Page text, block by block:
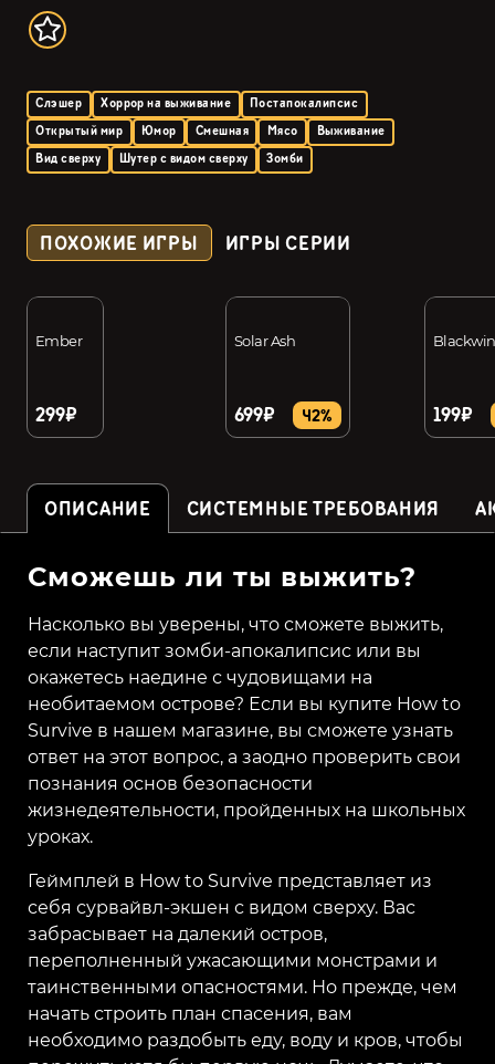
Слэшер Хоррор на выживание
Постапокалипсис
Открытый мир
Юмор Смешная Мясо
Выживание
Вид сверху
Шутер с видом сверху Зомби
ПОХОЖИЕ ИГРЫ ИГРЫ СЕРИИ
Ember
299₽
Solar Ash
699₽ 42% 199₽
ОПИСАНИЕ СИСТЕМНЫЕ ТРЕБОВАНИЯ
Сможешь ли ты выжить?
Насколько вы уверены, что сможете выжить,
если наступит зомби-апокалипсис или вы
окажетесь наедине с чудовищами на
необитаемом острове? Если вы купите How to
Survive в нашем магазине, вы сможете узнать
ответ на этот вопрос, а заодно проверить свои
познания основ безопасности
жизнедеятельности, пройденных на школьных
уроках.
Геймплей в How to Survive представляет из
себя сурвайвл-экшен с видом сверху. Вас
забрасывает на далекий остров,
переполненный ужасающими монстрами и
таинственными опасностями. Но прежде, чем
начать строить план спасения, вам
необходимо раздобыть еду, воду и кров, чтобы